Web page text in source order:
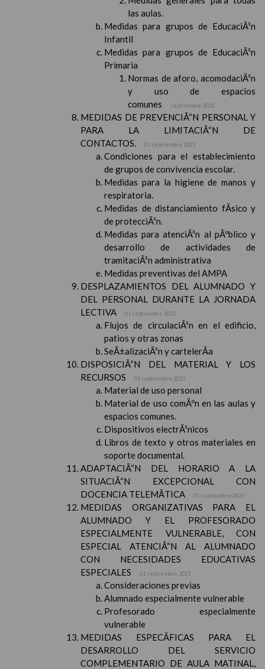
las aulas.
Medidas para grupos de EducaciÃ³n
Infantil
Medidas para grupos de EducaciÃ³n
Primaria
Normas de aforo, acomodaciÃ³n
y uso de espacios
comunes
septiembre 2021
MEDIDAS DE PREVENCIÃ“N PERSONAL Y
PARA LA LIMITACIÃ“N DE
CONTACTOS.
01 septiembre 2021
Condiciones para el establecimiento
de grupos de convivencia escolar.
Medidas para la higiene de manos y
respiratoria.
Medidas de distanciamiento fÃ­sico y
de protecciÃ³n.
Medidas para atenciÃ³n al pÃºblico y
desarrollo de actividades de
tramitaciÃ³n administrativa
Medidas preventivas del AMPA
DESPLAZAMIENTOS DEL ALUMNADO Y
DEL PERSONAL DURANTE LA JORNADA
LECTIVA
01 septiembre 2021
Flujos de circulaciÃ³n en el edificio,
patios y otras zonas
SeÃ±alizaciÃ³n y cartelerÃ­a
DISPOSICIÃ“N DEL MATERIAL Y LOS
RECURSOS
01 septiembre 2021
Material de uso personal
Material de uso comÃºn en las aulas y
espacios comunes.
Dispositivos electrÃ³nicos
Libros de texto y otros materiales en
soporte documental.
ADAPTACIÃ“N DEL HORARIO A LA
SITUACIÃ“N EXCEPCIONAL CON
DOCENCIA TELEMÃTICA
01 septiembre 2021
MEDIDAS ORGANIZATIVAS PARA EL
ALUMNADO Y EL PROFESORADO
ESPECIALMENTE VULNERABLE, CON
ESPECIAL ATENCIÃ“N AL ALUMNADO
CON NECESIDADES EDUCATIVAS
ESPECIALES
01 septiembre 2021
Consideraciones previas
Alumnado especialmente vulnerable
Profesorado especialmente
vulnerable
MEDIDAS ESPECÃFICAS PARA EL
DESARROLLO DEL SERVICIO
COMPLEMENTARIO DE AULA MATINAL,